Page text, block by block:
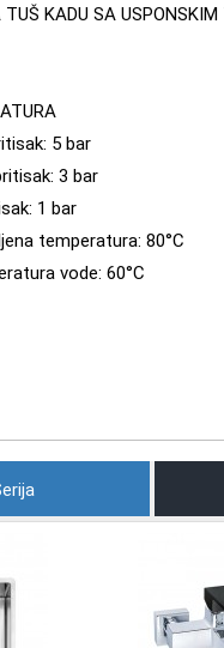
KADU SA
5 bar
3 bar
1 bar
temperatura: 80°C
vode: 60°C